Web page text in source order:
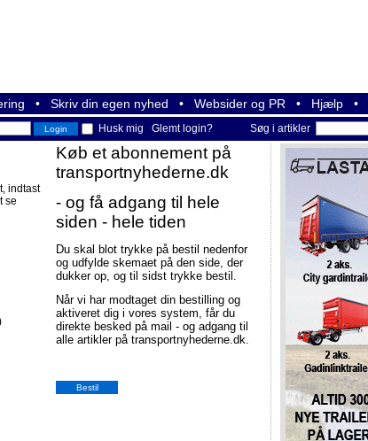
• Skriv din egen nyhed • Websider og PR • Hjælp •
Husk mig Glemt login? Søg i artikler
indtast
se
Køb et abonnement på
transportnyhederne.dk
- og få adgang til hele
siden - hele tiden
Du skal blot trykke på bestil nedenfor
og udfylde skemaet på den side, der
dukker op, og til sidst trykke bestil.
Når vi har modtaget din bestilling og
aktiveret dig i vores system, får du
direkte besked på mail - og adgang til
alle artikler på transportnyhederne.dk.